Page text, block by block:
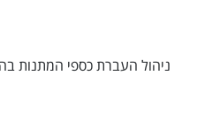
ניהול העברת כספי המתנות